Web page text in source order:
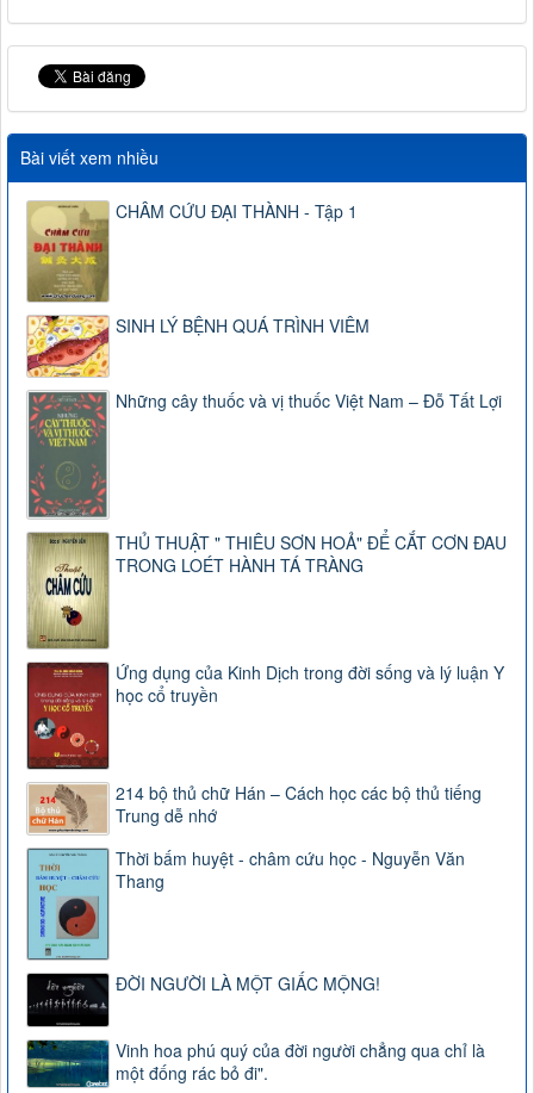
Bài viết xem nhiều
CHÂM CỨU ĐẠI THÀNH - Tập 1
SINH LÝ BỆNH QUÁ TRÌNH VIÊM
Những cây thuốc và vị thuốc Việt Nam – Đỗ Tất Lợi
THỦ THUẬT " THIÊU SƠN HOẢ" ĐỂ CẮT CƠN ĐAU
TRONG LOÉT HÀNH TÁ TRÀNG
Ứng dụng của Kinh Dịch trong đời sống và lý luận Y
học cổ truyền
214 bộ thủ chữ Hán – Cách học các bộ thủ tiếng
Trung dễ nhớ
Thời bấm huyệt - châm cứu học - Nguyễn Văn
Thang
ĐỜI NGƯỜI LÀ MỘT GIẤC MỘNG!
Vinh hoa phú quý của đời người chẳng qua chỉ là
một đống rác bỏ đi".